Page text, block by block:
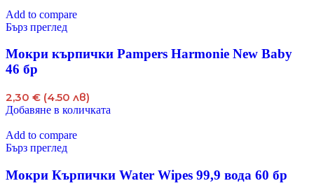
Add to compare
Бърз преглед
Мокри кърпички Pampers Harmonie New Baby
46 бр
2,30 € (4.50 лв)
Добавяне в количката
Add to compare
Бърз преглед
Мокри Кърпички Water Wipes 99,9 вода 60 бр